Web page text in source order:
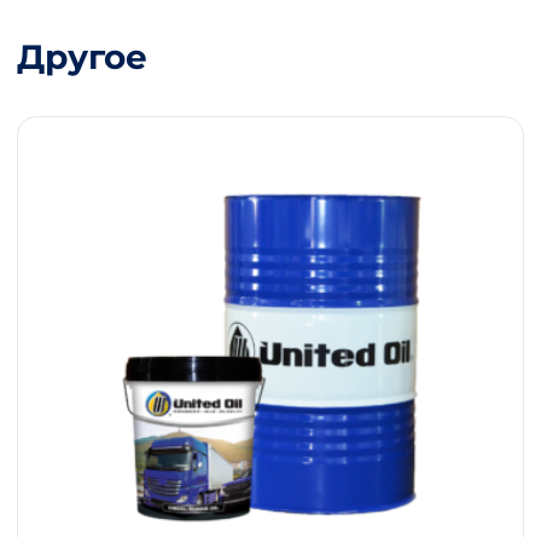
Другое